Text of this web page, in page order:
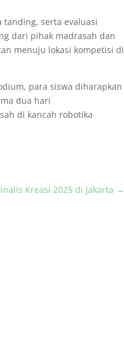
serta evaluasi
dari pihak madrasah dan
menuju lokasi kompetisi di
para siswa diharapkan
dua hari
di kancah robotika
Kreasi 2025 di Jakarta →